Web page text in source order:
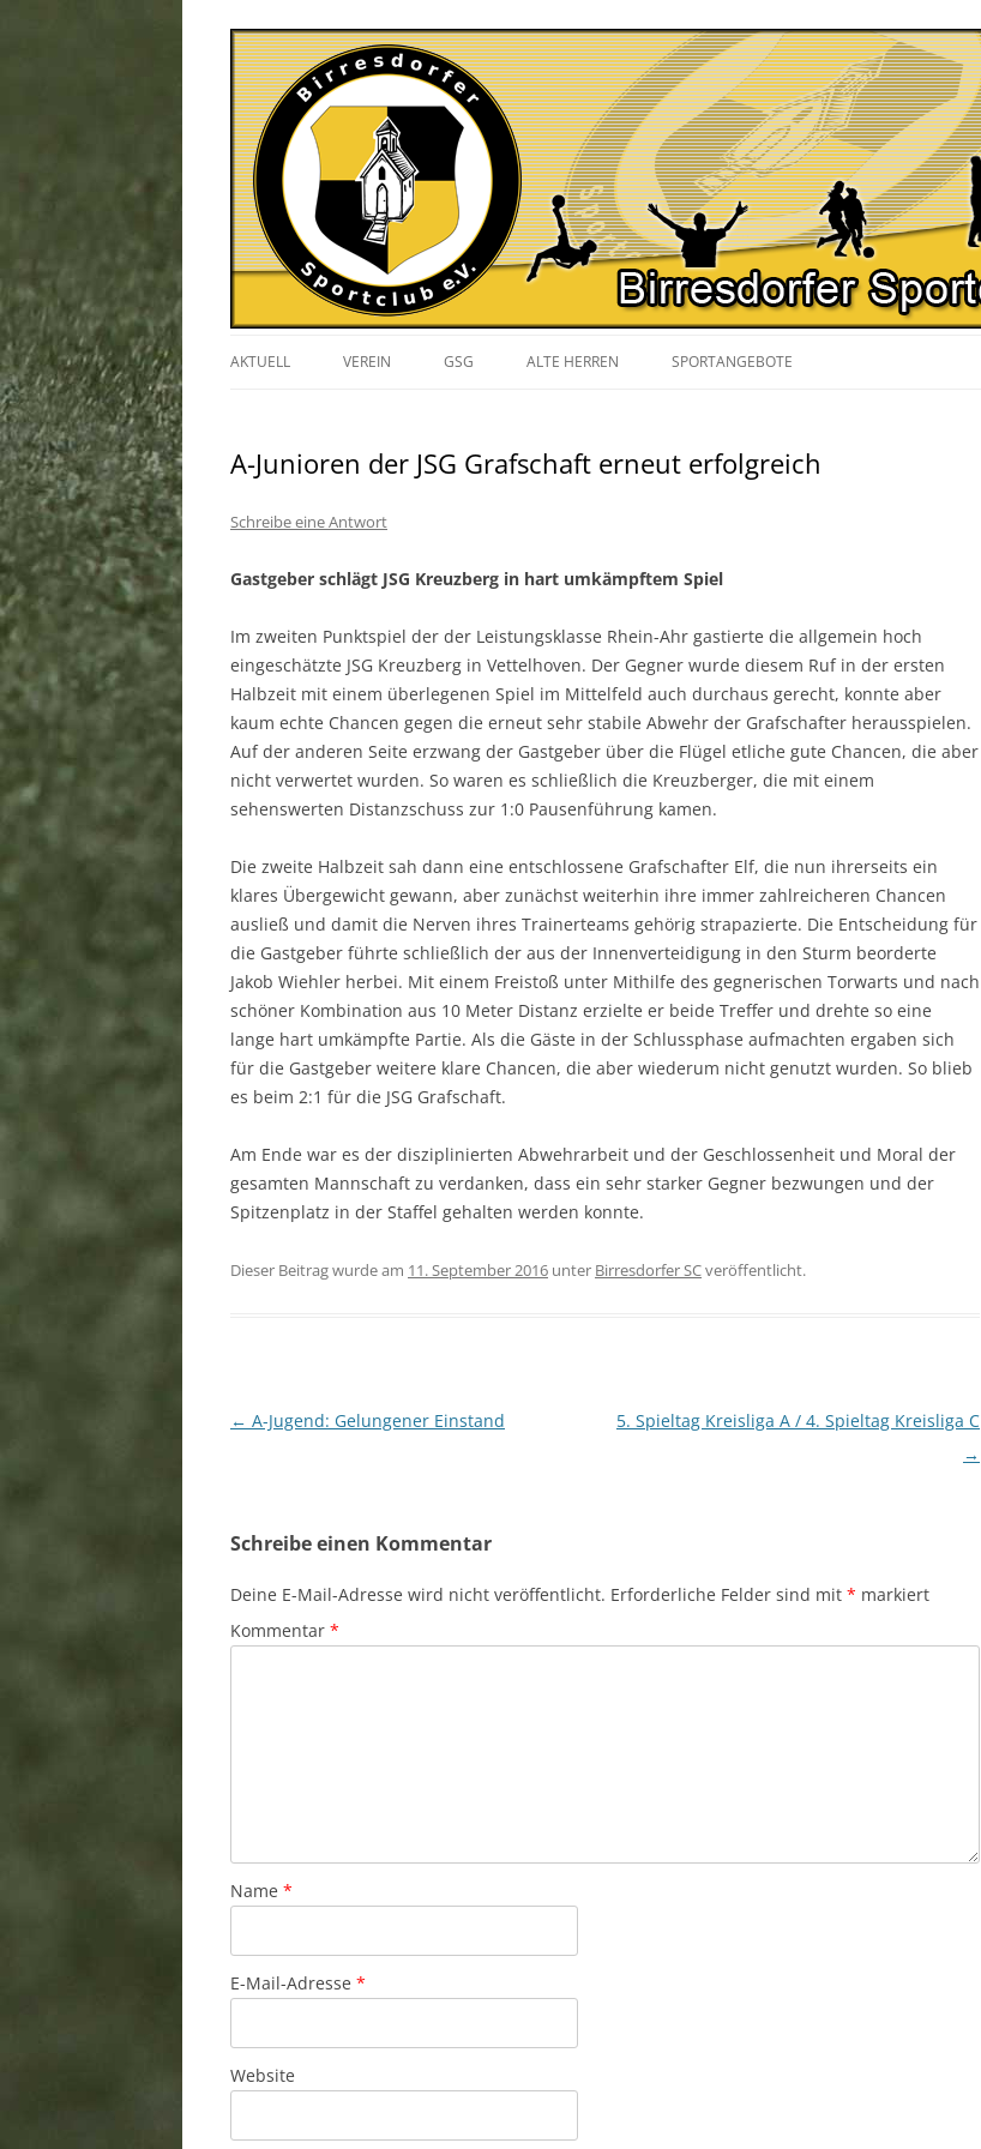
AKTUELL VEREIN
GESCHICHTE
SPORTPLATZ LANTERSHOFEN
SPORTHALLE RINGEN
DORFGEMEINSCHAFTSHOF
DOWNLOAD
SPONSOREN
BANKVERBINDUNG
IMPRESSUM
DATENSCHUTZERKLÄRUNG
GSG ALTE HERREN SPORTANGEBOTE
YOGA
DEUTSCHES SPORTABZEICHEN
SENIORENSPORT
KINDERTURNEN
A-Junioren der JSG Grafschaft erneut erfolgreich
Schreibe eine Antwort
Gastgeber schlägt JSG Kreuzberg in hart umkämpftem Spiel
Im zweiten Punktspiel der der Leistungsklasse Rhein-Ahr gastierte die allgemein hoch
eingeschätzte JSG Kreuzberg in Vettelhoven. Der Gegner wurde diesem Ruf in der ersten
Halbzeit mit einem überlegenen Spiel im Mittelfeld auch durchaus gerecht, konnte aber
kaum echte Chancen gegen die erneut sehr stabile Abwehr der Grafschafter herausspielen.
Auf der anderen Seite erzwang der Gastgeber über die Flügel etliche gute Chancen, die aber
nicht verwertet wurden. So waren es schließlich die Kreuzberger, die mit einem
sehenswerten Distanzschuss zur 1:0 Pausenführung kamen.
Die zweite Halbzeit sah dann eine entschlossene Grafschafter Elf, die nun ihrerseits ein
klares Übergewicht gewann, aber zunächst weiterhin ihre immer zahlreicheren Chancen
ausließ und damit die Nerven ihres Trainerteams gehörig strapazierte. Die Entscheidung für
die Gastgeber führte schließlich der aus der Innenverteidigung in den Sturm beorderte
Jakob Wiehler herbei. Mit einem Freistoß unter Mithilfe des gegnerischen Torwarts und nach
schöner Kombination aus 10 Meter Distanz erzielte er beide Treffer und drehte so eine
lange hart umkämpfte Partie. Als die Gäste in der Schlussphase aufmachten ergaben sich
für die Gastgeber weitere klare Chancen, die aber wiederum nicht genutzt wurden. So blieb
es beim 2:1 für die JSG Grafschaft.
Am Ende war es der disziplinierten Abwehrarbeit und der Geschlossenheit und Moral der
gesamten Mannschaft zu verdanken, dass ein sehr starker Gegner bezwungen und der
Spitzenplatz in der Staffel gehalten werden konnte.
Dieser Beitrag wurde am 11. September 2016 unter Birresdorfer SCveröffentlicht.
Beitragsnavigation
← A-Jugend: Gelungener Einstand
5. Spieltag Kreisliga A / 4. Spieltag Kreisliga C
→
Schreibe einen Kommentar
Deine E-Mail-Adresse wird nicht veröffentlicht. Erforderliche Felder sind mit * markiert
Kommentar *
Name *
E-Mail-Adresse *
Website